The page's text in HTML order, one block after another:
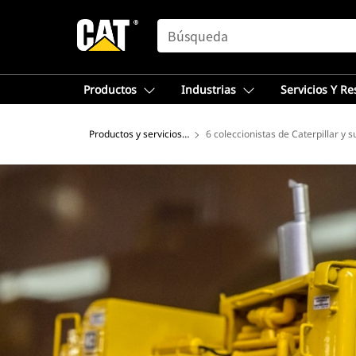
SEARCH
Productos Industrias Servicios Y
Productos y servicios - Norteamérica6 coleccionistas de Caterpillar y